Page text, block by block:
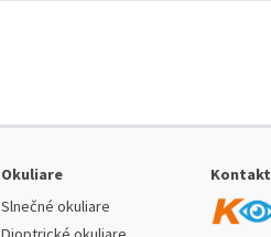
Okuliare
Slnečné okuliare
Kontakt